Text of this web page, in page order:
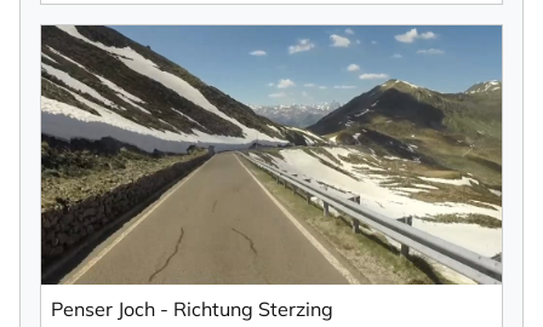
Penser Joch - Richtung Sterzing